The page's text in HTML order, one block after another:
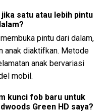
satu atau lebih pintu
pintu dari dalam,
anak diaktifkan. Metode
anak bervariasi
mobil.
kunci fob baru untuk
Green HD saya?